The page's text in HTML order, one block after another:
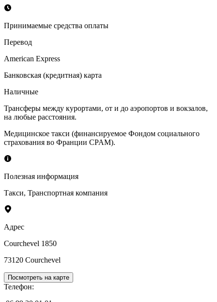
Принимаемые средства оплаты
Перевод
American Express
Банковская (кредитная) карта
Наличные
Трансферы между курортами, от и до аэропортов и вокзалов,
на любые расстояния.
Медицинское такси (финансируемое Фондом социального
страхования во Франции CPAM).
Полезная информация
Такси, Транспортная компания
Адрес
Courchevel 1850
73120 Courchevel
Посмотреть на карте
Телефон: